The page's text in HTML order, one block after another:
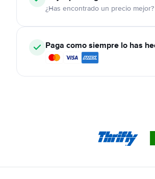
¿Has encontrado un precio
Paga como siempre lo has